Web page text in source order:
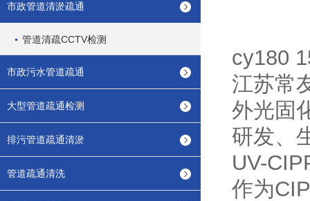
市政管道清淤疏通
管道清疏CCTV检测
市政污水管道疏通
大型管道疏通检测
排污管道疏通清淤
管道疏通清洗
cy180
江苏常
外光固
研发、
UV-
作为